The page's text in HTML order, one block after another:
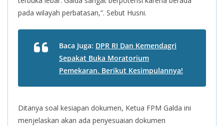
pada wilayah perbatasan,”. Sebut Husni.
Baca Juga: DPR RI Dan Kemendagri
Sepakat Buka Moratorium
Pemekaran. Berikut Kesimpulannya!
Ditanya soal kesiapan dokumen, Ketua FPM Galda ini
menjelaskan akan ada penyesuaian dokumen